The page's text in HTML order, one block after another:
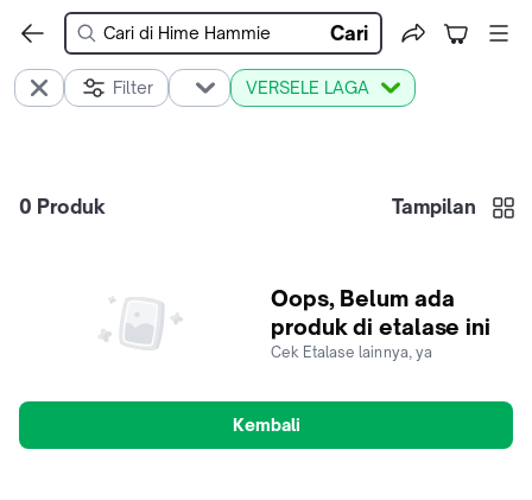
Cari
Filter VERSELE LAGA
0 Produk Tampilan
Oops, Belum ada
produk di etalase ini
Cek Etalase lainnya, ya
Kembali